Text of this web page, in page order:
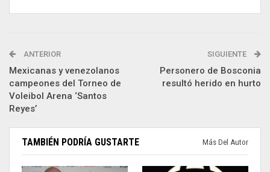
ANTERIOR
Mexicanas y venezolanos
campeones del Torneo de
Voleibol Arena ‘Santos
Reyes’
SIGUIENTE
Personero de Bosconia
resultó herido en hurto
TAMBIÉN PODRÍA GUSTARTE Más Del Autor